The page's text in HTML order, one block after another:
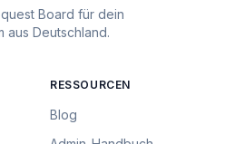
Board für dein
aus Deutschland.
RESSOURCEN
Blog